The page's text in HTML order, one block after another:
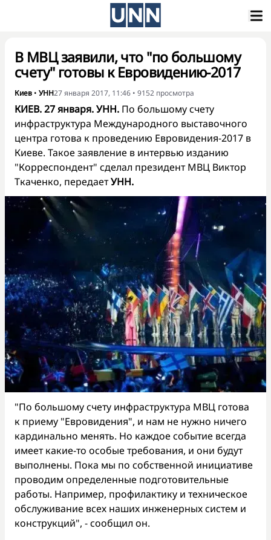
В МВЦ заявили, что "по большому
счету" готовы к Евровидению-2017
Киев • УНН27 января 2017, 11:46 • 9152 просмотра
КИЕВ. 27 января. УНН. По большому счету
инфраструктура Международного выставочного
центра готова к проведению Евровидения-2017 в
Киеве. Такое заявление в интервью изданию
"Корреспондент" сделал президент МВЦ Виктор
Ткаченко, передаетУНН.
"По большому счету инфраструктура МВЦ готова
к приему "Евровидения", и нам не нужно ничего
кардинально менять. Но каждое событие всегда
имеет какие-то особые требования, и они будут
выполнены. Пока мы по собственной инициативе
проводим определенные подготовительные
работы. Например, профилактику и техническое
обслуживание всех наших инженерных систем и
конструкций", - сообщил он.